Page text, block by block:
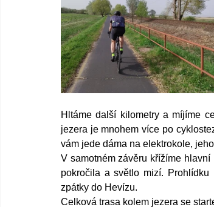
Hltáme další kilometry a míjíme
jezera je mnohem více po
vám jede dáma na elektrokole,
V samotném závěru křížíme
pokročila a světlo mizí.
zpátky do Hevízu.
Celková trasa kolem jezera se